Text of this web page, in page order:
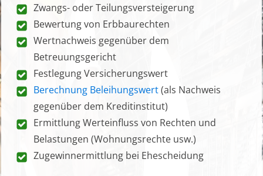
Zwangs- oder Teilungsversteigerung
Bewertung von Erbbaurechten
Wertnachweis gegenüber dem
Betreuungsgericht
Festlegung Versicherungswert
Berechnung Beleihungswert(als Nachweis
gegenüber dem Kreditinstitut)
Ermittlung Werteinfluss von Rechten und
Belastungen (Wohnungsrechte usw.)
Zugewinnermittlung bei Ehescheidung